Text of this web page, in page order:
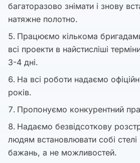
багаторазово знімати і знову
натяжне полотно.
Працюємо кількома
всі проекти в найстисліші
3-4 дні.
На всі роботи надаємо
років.
Пропонуємо конкурентний
Надаємо безвідсоткову
людям встановлювати собі стелі
бажань, а не можливостей.